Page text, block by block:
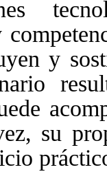
y
su